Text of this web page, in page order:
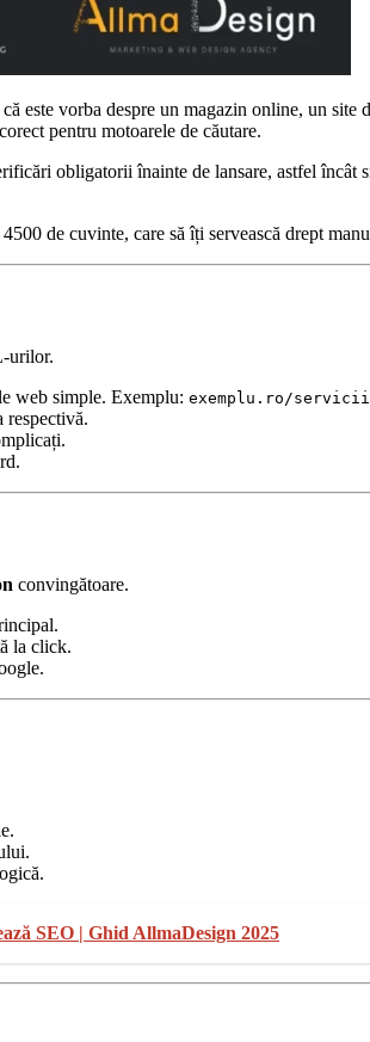
este vorba despre un magazin online, un
pentru motoarele de căutare.
obligatorii înainte de lansare, astfel
de cuvinte, care să îți servească drept
urilor.
web simple. Exemplu: exemplu.ro/
respectivă.
convingătoare.
la click.
SEO | Ghid AllmaDesign 2025